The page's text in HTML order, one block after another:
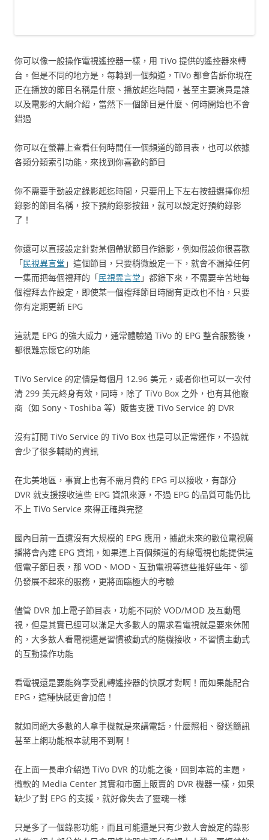
你可以像一般操作電視遙控器一樣，用 TiVo 提供的遙控器來轉
台。但是不同的地方是，每轉到一個頻道，TiVo 都會告訴你現在
正在播放的節目名稱是什麼、播放起迄時間，甚至主要演員是誰
以及電影的大綱介紹，當然下一個節目是什麼、何時開始也不會
錯過
你可以在螢幕上查看任何時間任一個頻道的節目表，也可以依據
各類分類索引功能，來找到你喜歡的節目
你不需要手動設定錄影起迄時間，只要用上下左右按鈕選擇你想
錄影的節目名稱，按下預約錄影按鈕，就可以設定好預約錄影
了！
你還可以直接設定針對某個帶狀節目作錄影，例如假設你很喜歡
「民視異言堂 」這個節目，只要稍微設定一下，就會不漏掉任何
一集而把每個禮拜的「民視異言堂 」都錄下來，不需要辛苦地每
個禮拜去作設定，即使某一個禮拜節目時間有更改也不怕，只要
你有定期更新 EPG
這就是 EPG 的強大威力，通常體驗過 TiVo 的 EPG 整合服務後，
都很難忘懷它的功能
TiVo Service 的定價是每個月 12.96 美元，或者你也可以一次付
清 299 美元終身有效，同時，除了 TiVo Box 之外，也有其他廠
商（如 Sony、Toshiba 等）販售支援 TiVo Service 的 DVR
沒有訂閱 TiVo Service 的 TiVo Box 也是可以正常運作，不過就
會少了很多輔助的資訊
在北美地區，事實上也有不需月費的 EPG 可以接收，有部分
DVR 就支援接收這些 EPG 資訊來源，不過 EPG 的品質可能仍比
不上 TiVo Service 來得正確與完整
國內目前一直還沒有大規模的 EPG 應用，據說未來的數位電視廣
播將會內建 EPG 資訊，如果連上百個頻道的有線電視也能提供這
個電子節目表，那 VOD、MOD、互動電視等這些推好些年、卻
仍發展不起來的服務，更將面臨極大的考驗
儘管 DVR 加上電子節目表，功能不同於 VOD/MOD 及互動電
視，但是其實已經可以滿足大多數人的需求看電視就是要來休閒
的，大多數人看電視還是習慣被動式的隨機接收，不習慣主動式
的互動操作功能
看電視還是要能夠享受亂轉遙控器的快感才對啊！而如果能配合
EPG，這種快感更會加倍！
就如同絕大多數的人拿手機就是來講電話，什麼照相、發送簡訊
甚至上網功能根本就用不到啊！
在上面一長串介紹過 TiVo DVR 的功能之後，回到本篇的主題，
微軟的 Media Center 其實和市面上販賣的 DVR 機器一樣，如果
缺少了對 EPG 的支援，就好像失去了靈魂一樣
只是多了一個錄影功能，而且可能還是只有少數人會設定的錄影